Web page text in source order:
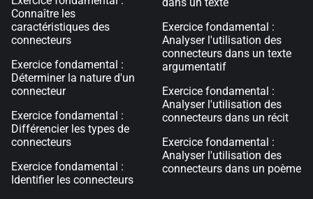
Connaître les
caractéristiques des
connecteurs
Exercice fondamental :
Déterminer la nature d'un
connecteur
Exercice fondamental :
Différencier les types de
connecteurs
Exercice fondamental :
Identifier les connecteurs
Exercice fondamental :
Analyser l'utilisation des
connecteurs dans un texte
argumentatif
Exercice fondamental :
Analyser l'utilisation des
connecteurs dans un récit
Exercice fondamental :
Analyser l'utilisation des
connecteurs dans un poème